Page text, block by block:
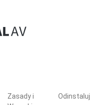
Zasady i
Odinstaluj